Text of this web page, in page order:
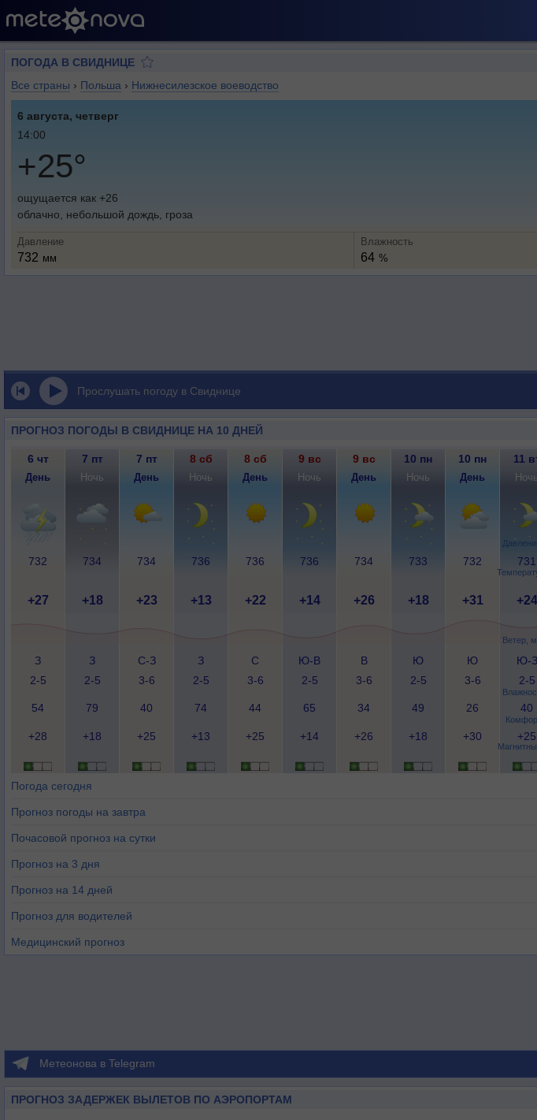
ПОГОДА В СВИДНИЦЕ
Все страны › Польша › Нижнесилезское воеводство
6 августа, четверг
14:00
+25°
ощущается как +26
облачно, небольшой дождь, гроза
Давление
732 мм
Влажность
64 %
Прослушать погоду в Свиднице
ПРОГНОЗ ПОГОДЫ В СВИДНИЦЕ НА 10 ДНЕЙ
Ветер,
6 чт 7 пт 7 пт 8 сб 8 сб 9 вс 9 вс 10 пн 10 пн 11
День Ночь День Ночь День Ночь День Ночь День Ночь
732 734 734 736 736 736 734 733 732 731
+27 +18 +23 +13 +22 +14 +26 +18 +31 +24
З
2-5
З
2-5
С-З
3-6
З
2-5
С
3-6
Ю-В
2-5
В
3-6
Ю
2-5
Ю
3-6
Ю-З
2-5
54 79 40 74 44 65 34 49 26 40
+28 +18 +25 +13 +25 +14 +26 +18 +30 +25
Погода сегодня
Прогноз погоды на завтра
Почасовой прогноз на сутки
Прогноз на 3 дня
Прогноз на 14 дней
Прогноз для водителей
Медицинский прогноз
Метеонова в Telegram
ПРОГНОЗ ЗАДЕРЖЕК ВЫЛЕТОВ ПО АЭРОПОРТАМ